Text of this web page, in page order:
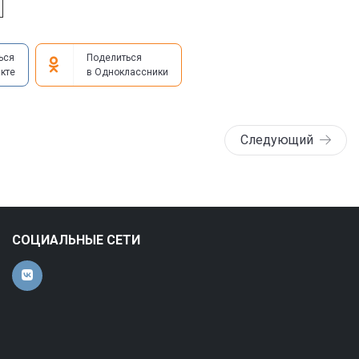
Поделиться
в Одноклассники
Следующий
СОЦИАЛЬНЫЕ СЕТИ